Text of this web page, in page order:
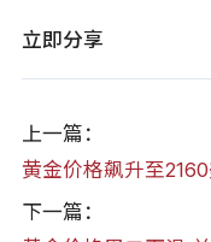
立即分享
上一篇：
黄金价格飙升至
下一篇：